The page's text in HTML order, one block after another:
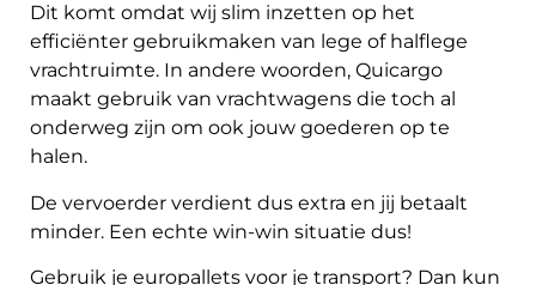
Dit komt omdat wij slim inzetten op het
efficiënter gebruikmaken van lege of halflege
vrachtruimte. In andere woorden, Quicargo
maakt gebruik van vrachtwagens die toch al
onderweg zijn om ook jouw goederen op te
halen.
De vervoerder verdient dus extra en jij betaalt
minder. Een echte win-win situatie dus!
Gebruik je europallets voor je transport? Dan kun